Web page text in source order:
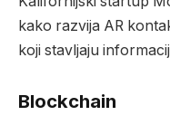
kako razvija AR
koji stavljaju
Blockchain